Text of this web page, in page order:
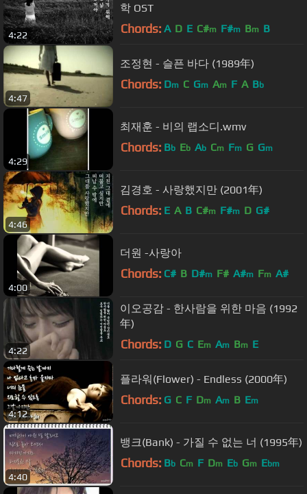
4:22
학 OST
Chords: A D E C#m F#m Bm B
4:47
조정현 - 슬픈 바다 (1989年)
Chords: Dm C Gm Am F A Bb
4:29
최재훈 - 비의 랩소디.wmv
Chords: Bb Eb Ab Cm Fm G Gm
4:46
김경호 - 사랑했지만 (2001年)
Chords: E A B C#m F#m D G#
4:00
더원 -사랑아
Chords: C# B D#m F# A#m Fm A#
4:22
이오공감 - 한사람을 위한 마음 (1992
年)
Chords: D G C Em Am Bm E
4:12
플라워(Flower) - Endless (2000年)
Chords: G C F Dm Am B Em
4:40
뱅크(Bank) - 가질 수 없는 너 (1995年)
Chords: Bb Cm F Dm Eb Gm Ebm